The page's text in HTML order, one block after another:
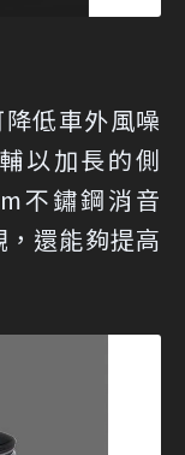
低車外風噪
以加長的側
不鏽鋼消音
還能夠提高